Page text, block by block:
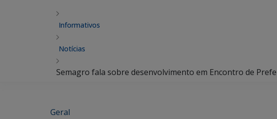
Informativos
Notícias
Semagro fala sobre desenvolvimento em Encontro de
Geral